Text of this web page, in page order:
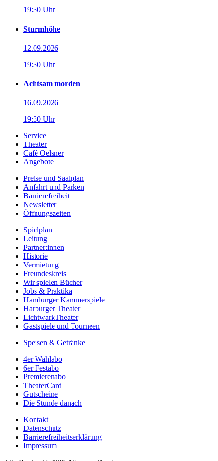
19:30 Uhr
Sturmhöhe
12.09.2026
19:30 Uhr
Achtsam morden
16.09.2026
19:30 Uhr
Service
Theater
Café Oelsner
Angebote
Preise und Saalplan
Anfahrt und Parken
Barrierefreiheit
Newsletter
Öffnungszeiten
Spielplan
Leitung
Partner:innen
Historie
Vermietung
Freundeskreis
Wir spielen Bücher
Jobs & Praktika
Hamburger Kammerspiele
Harburger Theater
LichtwarkTheater
Gastspiele und Tourneen
Speisen & Getränke
4er Wahlabo
6er Festabo
Premierenabo
TheaterCard
Gutscheine
Die Stunde danach
Kontakt
Datenschutz
Barrierefreiheitserklärung
Impressum